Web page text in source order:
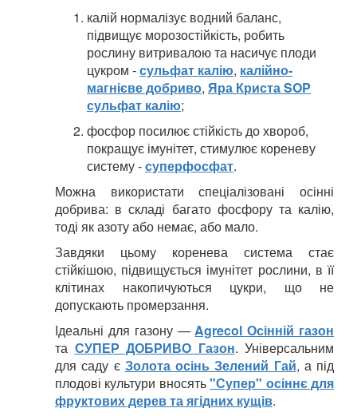
калій нормалізує водний баланс,
підвищує морозостійкість, робить
рослину витривалою та насичує плоди
цукром -сульфат калію, калійно-
магнієве добриво, Яра Криста SOP
сульфат калію;
фосфор посилює стійкість до хвороб,
покращує імунітет, стимулює кореневу
систему -суперфосфат.
Можна використати спеціалізовані осінні
добрива: в складі багато фосфору та калію,
тоді як азоту або немає, або мало.
Завдяки цьому коренева система стає
стійкішою, підвищується імунітет рослини, в її
клітинах накопичуються цукри, що не
допускають промерзання.
Ідеальні для газону — Agrecol Осінній газон
та СУПЕР ДОБРИВО Газон. Універсальним
для саду є Золота осінь Зелений Гай, а під
плодові культури вносять"Супер" осіннє для
фруктових дерев та ягідних кущів.